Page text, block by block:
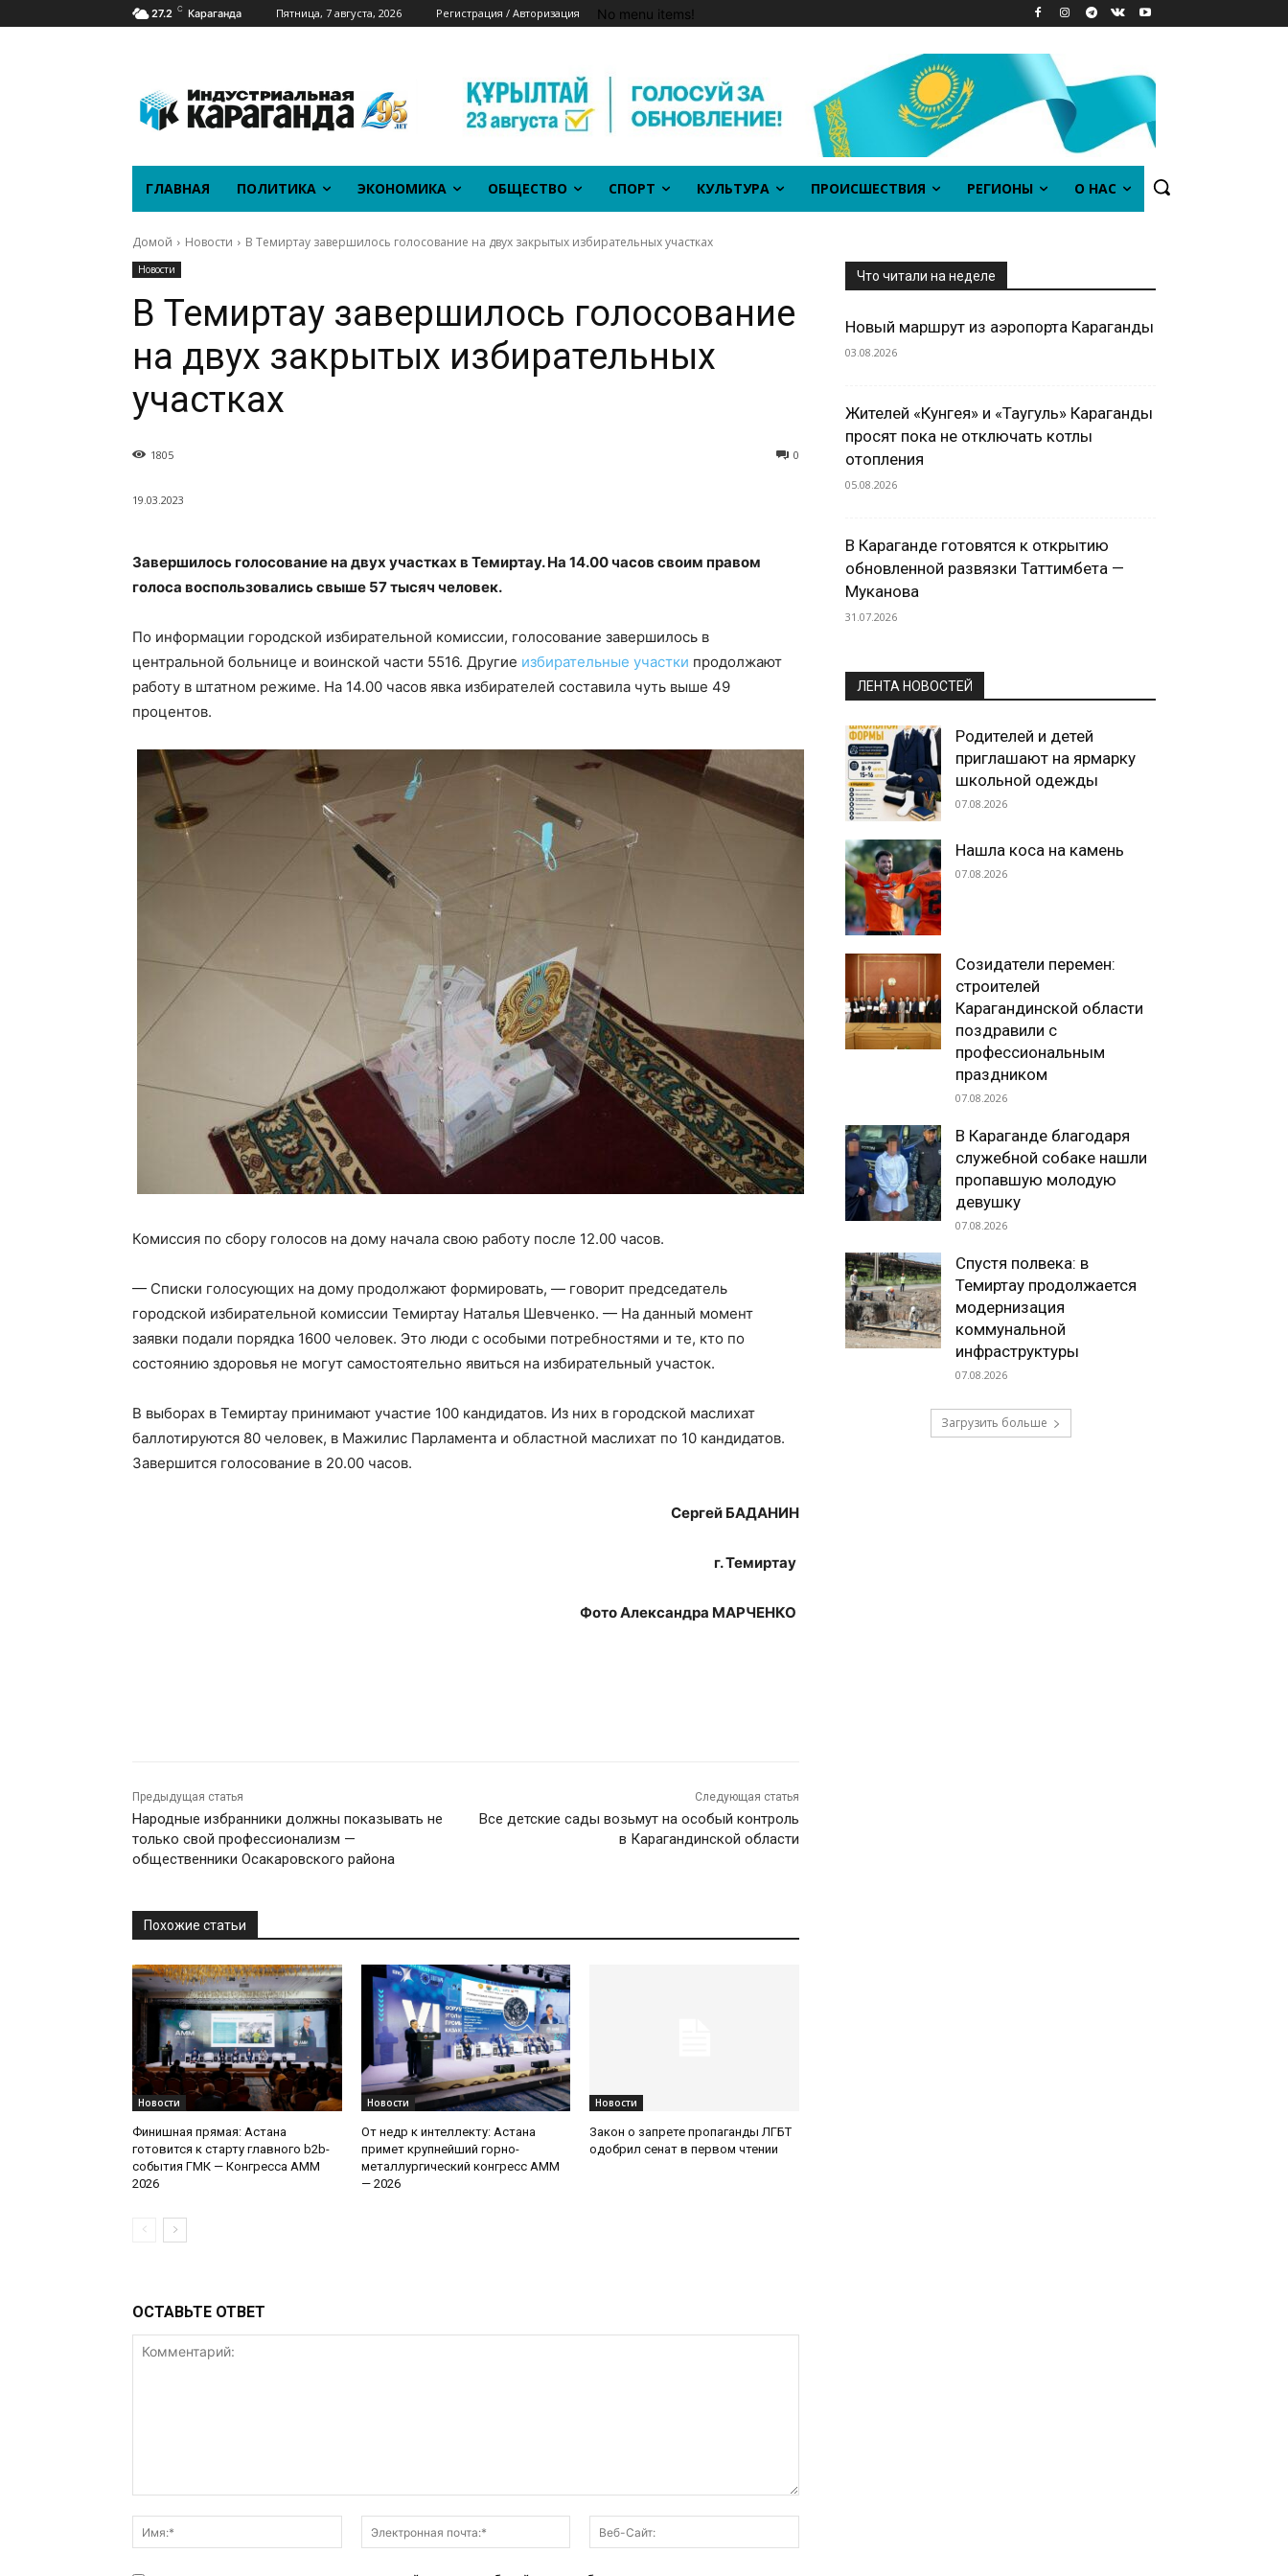
27.2 C Караганда Пятница, 7 августа, 2026 Регистрация / Авторизация No menu items!
ГЛАВНАЯ ПОЛИТИКА ЭКОНОМИКА ОБЩЕСТВО СПОРТ КУЛЬТУРА ПРОИСШЕСТВИЯ РЕГИОНЫ О НАС
Домой Новости В Темиртау завершилось голосование на двух закрытых избирательных участках
Новости
В Темиртау завершилось голосование
на двух закрытых избирательных
участках
0
1805
19.03.2023
Завершилось голосование на двух участках в Темиртау. На 14.00 часов своим правом
голоса воспользовались свыше 57 тысяч человек.
По информации городской избирательной комиссии, голосование завершилось в
центральной больнице и воинской части 5516. Другие избирательные участки продолжают
работу в штатном режиме. На 14.00 часов явка избирателей составила чуть выше 49
процентов.
Комиссия по сбору голосов на дому начала свою работу после 12.00 часов.
— Списки голосующих на дому продолжают формировать, — говорит председатель
городской избирательной комиссии Темиртау Наталья Шевченко. — На данный момент
заявки подали порядка 1600 человек. Это люди с особыми потребностями и те, кто по
состоянию здоровья не могут самостоятельно явиться на избирательный участок.
В выборах в Темиртау принимают участие 100 кандидатов. Из них в городской маслихат
баллотируются 80 человек, в Мажилис Парламента и областной маслихат по 10 кандидатов.
Завершится голосование в 20.00 часов.
Сергей БАДАНИН
г. Темиртау
Фото Александра МАРЧЕНКО
Предыдущая статья
Народные избранники должны показывать не
только свой профессионализм —
общественники Осакаровского района
Следующая статья
Все детские сады возьмут на особый контроль
в Карагандинской области
Похожие статьи
Новости
Финишная прямая: Астана
готовится к старту главного b2b-
события ГМК — Конгресса AMM
2026
Новости
От недр к интеллекту: Астана
примет крупнейший горно-
металлургический конгресс AMM
— 2026
Новости
Закон о запрете пропаганды ЛГБТ
одобрил сенат в первом чтении
ОСТАВЬТЕ ОТВЕТ
Имя:*
Электронная
почта:*
Сайт:
Что читали на неделе
Новый маршрут из аэропорта Караганды
03.08.2026
Жителей «Кунгея» и «Таугуль» Караганды
просят пока не отключать котлы
отопления
05.08.2026
В Караганде готовятся к открытию
обновленной развязки Таттимбета —
Муканова
31.07.2026
ЛЕНТА НОВОСТЕЙ
Родителей и детей
приглашают на ярмарку
школьной одежды
07.08.2026
Нашла коса на камень
07.08.2026
Созидатели перемен:
строителей
Карагандинской области
поздравили с
профессиональным
праздником
07.08.2026
В Караганде благодаря
служебной собаке нашли
пропавшую молодую
девушку
07.08.2026
Спустя полвека: в
Темиртау продолжается
модернизация
коммунальной
инфраструктуры
07.08.2026
Загрузить больше